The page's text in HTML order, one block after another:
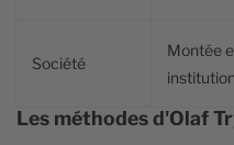
Société
Montée
institution
Les méthodes d'Olaf